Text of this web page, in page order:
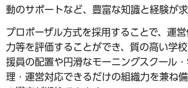
動のサポートなど、豊富な知識と経験が求
プロポーザル方式を採用することで、運
力等を評価することができ、質の高い学
援員の配置や円滑なモーニングスクール
理・運営対応できるだけの組織力を兼ね